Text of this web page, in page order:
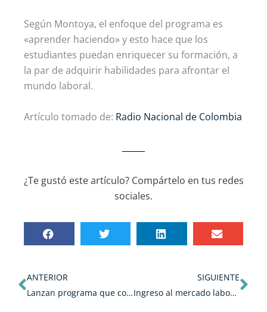
Según Montoya, el enfoque del programa es
«aprender haciendo» y esto hace que los
estudiantes puedan enriquecer su formación, a
la par de adquirir habilidades para afrontar el
mundo laboral.
Artículo tomado de: Radio Nacional de Colombia
¿Te gustó este artículo? Compártelo en tus redes
sociales.
ANTERIOR
Lanzan programa que conecta a la academia con el tejido empresarial
SIGUIENTE
Ingreso al mercado laboral reto de la formación académica y universitaria en Colombia